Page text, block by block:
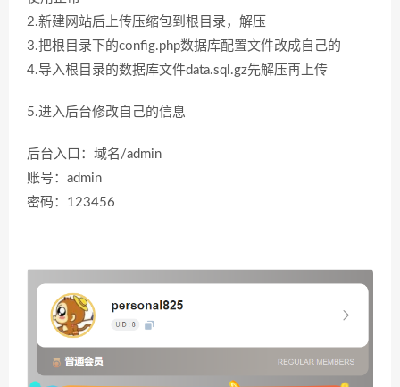
2.新建网站后上传压缩包到根目录，解压
3.把根目录下的config.php数据库配置文件改成自己的
4.导入根目录的数据库文件data.sql.gz先解压再上传
5.进入后台修改自己的信息
后台入口：域名/admin
账号：admin
密码：123456